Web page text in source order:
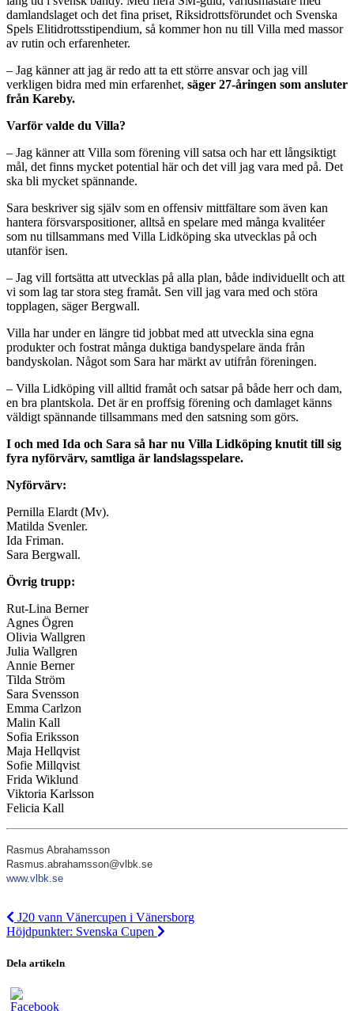
damlandslaget och det fina priset, Riksidrottsförundet och Svenska
Spels Elitidrottsstipendium, så kommer hon nu till Villa med massor
av rutin och erfarenheter.
– Jag känner att jag är redo att ta ett större ansvar och jag vill
verkligen bidra med min erfarenhet, säger 27-åringen som ansluter
från Kareby.
Varför valde du Villa?
– Jag känner att Villa som förening vill satsa och har ett långsiktigt
mål, det finns mycket potential här och det vill jag vara med på. Det
ska bli mycket spännande.
Sara beskriver sig själv som en offensiv mittfältare som även kan
hantera försvarspositioner, alltså en spelare med många kvalitéer
som nu tillsammans med Villa Lidköping ska utvecklas på och
utanför isen.
– Jag vill fortsätta att utvecklas på alla plan, både individuellt och att
vi som lag tar stora steg framåt. Sen vill jag vara med och störa
topplagen, säger Bergwall.
Villa har under en längre tid jobbat med att utveckla sina egna
produkter och fostrat många duktiga bandyspelare ända från
bandyskolan. Något som Sara har märkt av utifrån föreningen.
– Villa Lidköping vill alltid framåt och satsar på både herr och dam,
en bra plantskola. Det är en proffsig förening och damlaget känns
väldigt spännande tillsammans med den satsning som görs.
I och med Ida och Sara så har nu Villa Lidköping knutit till sig
fyra nyförvärv, samtliga är landslagsspelare.
Nyförvärv:
Pernilla Elardt (Mv).
Matilda Svenler.
Ida Friman.
Sara Bergwall.
Övrig trupp:
Rut-Lina Berner
Agnes Ögren
Olivia Wallgren
Julia Wallgren
Annie Berner
Tilda Ström
Sara Svensson
Emma Carlzon
Malin Kall
Sofia Eriksson
Maja Hellqvist
Sofie Millqvist
Frida Wiklund
Viktoria Karlsson
Felicia Kall
Rasmus Abrahamsson
Rasmus.abrahamsson@vlbk.se
www.vlbk.se
J20 vann Vänercupen i Vänersborg
Höjdpunkter: Svenska Cupen
Dela artikeln